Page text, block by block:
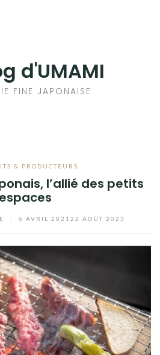
d'UMAMI
FINE JAPONAISE
& PRODUCTEURS
l’allié des petits
espaces
6 AVRIL 2021 22 AOÛT 2023